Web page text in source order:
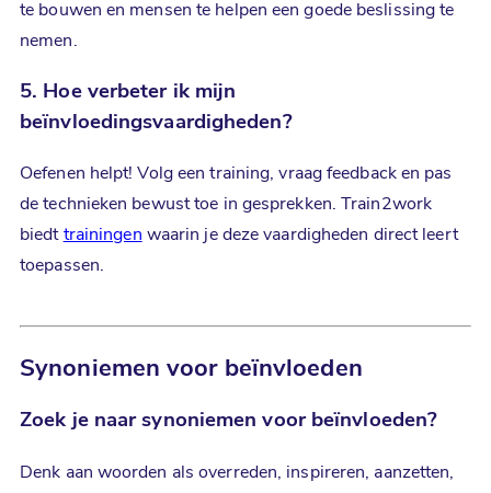
te bouwen en mensen te helpen een goede beslissing te
nemen.
5. Hoe verbeter ik mijn
beïnvloedingsvaardigheden?
Oefenen helpt! Volg een training, vraag feedback en pas
de technieken bewust toe in gesprekken. Train2work
biedt trainingen waarin je deze vaardigheden direct leert
toepassen.
Synoniemen voor beïnvloeden
Zoek je naarsynoniemen voor beïnvloeden?
Denk aan woorden als overreden, inspireren, aanzetten,